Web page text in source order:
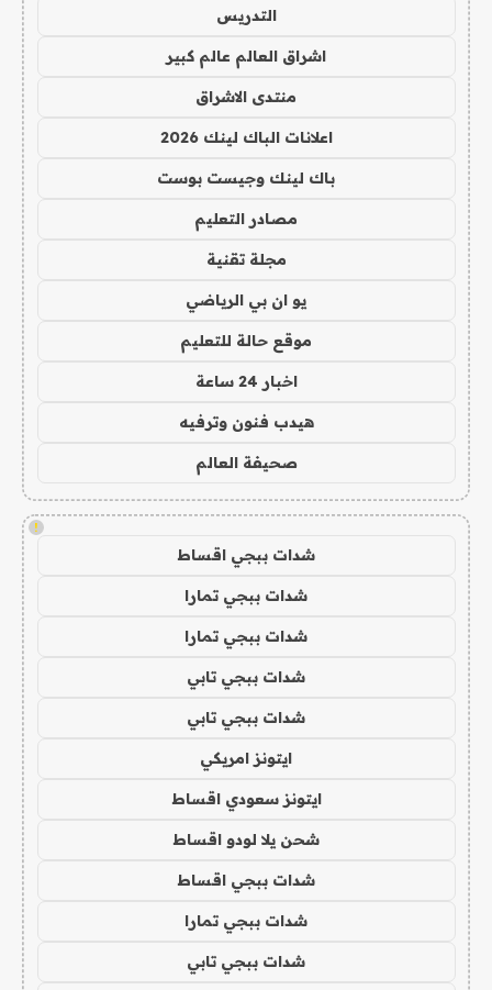
التدريس
اشراق العالم عالم كبير
منتدى الاشراق
اعلانات الباك لينك 2026
باك لينك وجيست بوست
مصادر التعليم
مجلة تقنية
يو ان بي الرياضي
موقع حالة للتعليم
اخبار 24 ساعة
هيدب فنون وترفيه
صحيفة العالم
!
شدات ببجي اقساط
شدات ببجي تمارا
شدات ببجي تمارا
شدات ببجي تابي
شدات ببجي تابي
ايتونز امريكي
ايتونز سعودي اقساط
شحن يلا لودو اقساط
شدات ببجي اقساط
شدات ببجي تمارا
شدات ببجي تابي